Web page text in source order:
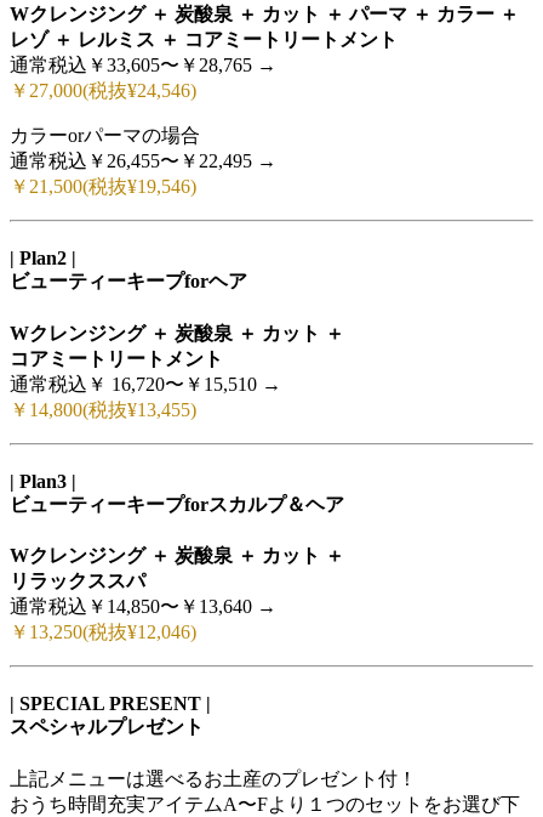
Wクレンジング ＋ 炭酸泉 ＋ カット ＋ パーマ ＋ カラー ＋
レゾ ＋ レルミス ＋ コアミートリートメント
通常税込￥33,605〜￥28,765 →
￥27,000(税抜¥24,546)
カラーorパーマの場合
通常税込￥26,455〜￥22,495 →
￥21,500(税抜¥19,546)
| Plan2 |
ビューティーキープforヘア
Wクレンジング ＋ 炭酸泉 ＋ カット ＋
コアミートリートメント
通常税込￥ 16,720〜￥15,510 →
￥14,800(税抜¥13,455)
| Plan3 |
ビューティーキープforスカルプ＆ヘア
Wクレンジング ＋ 炭酸泉 ＋ カット ＋
リラックススパ
通常税込￥14,850〜￥13,640 →
￥13,250(税抜¥12,046)
| SPECIAL PRESENT |
スペシャルプレゼント
上記メニューは選べるお土産のプレゼント付！
おうち時間充実アイテムA〜Fより１つのセットをお選び下